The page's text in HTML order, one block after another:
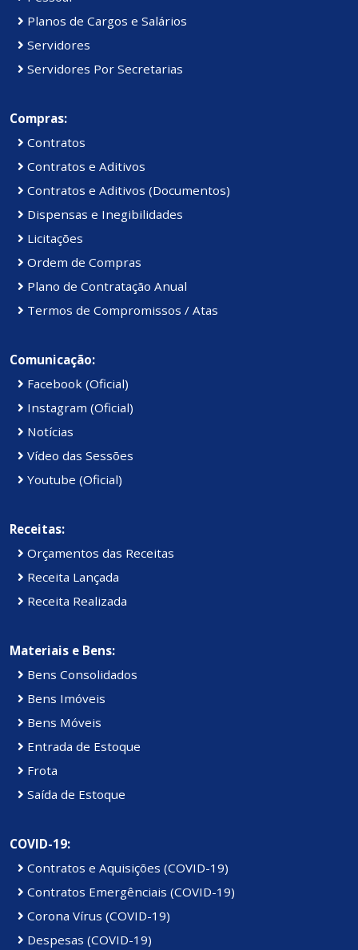
Planos de Cargos e Salários
Servidores
Servidores Por Secretarias
Compras:
Contratos
Contratos e Aditivos
Contratos e Aditivos (Documentos)
Dispensas e Inegibilidades
Licitações
Ordem de Compras
Plano de Contratação Anual
Termos de Compromissos / Atas
Comunicação:
Facebook (Oficial)
Instagram (Oficial)
Notícias
Vídeo das Sessões
Youtube (Oficial)
Receitas:
Orçamentos das Receitas
Receita Lançada
Receita Realizada
Materiais e Bens:
Bens Consolidados
Bens Imóveis
Bens Móveis
Entrada de Estoque
Frota
Saída de Estoque
COVID-19:
Contratos e Aquisições (COVID-19)
Contratos Emergênciais (COVID-19)
Corona Vírus (COVID-19)
Despesas (COVID-19)